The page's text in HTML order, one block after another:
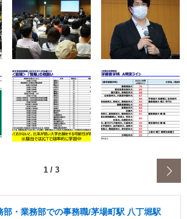
1 / 3
部・業務部での事務職/茅場町駅 八丁堀駅